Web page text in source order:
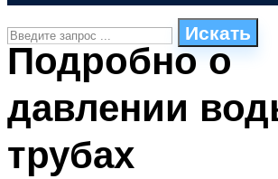
Искать
СТИЛИ ПЛАВАНЬЯ
ПЛАВАНЬЕ ДЛЯ ДЕТЕЙ
БАССЕЙН ДЛЯ ДОМА
Подробно о
давлении
трубах